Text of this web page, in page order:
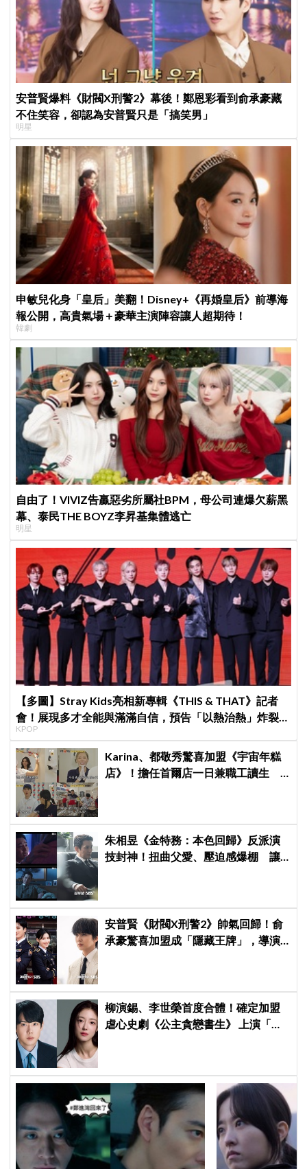
安普賢爆料《財閥X刑警2》幕後！鄭恩彩看到俞承豪藏
不住笑容，卻認為安普賢只是「搞笑男」
明星
申敏兒化身「皇后」美翻！Disney+《再婚皇后》前導海
報公開，高貴氣場＋豪華主演陣容讓人超期待！
韓劇
自由了！VIVIZ告贏惡劣所屬社BPM，母公司連爆欠薪黑
幕、泰民THE BOYZ李昇基集體逃亡
明星
【多圖】Stray Kids亮相新專輯《THIS & THAT》記者
會！展現多才全能與滿滿自信，預告「以熱治熱」炸裂夏
日音樂圈
KPOP
Karina、都敬秀驚喜加盟《宇宙年糕
店》！擔任首爾店一日兼職工讀生
朱相昱《金特務：本色回歸》反派演
技封神！扭曲父愛、壓迫感爆棚 讓
安普賢《財閥X刑警2》帥氣回歸！俞
承豪驚喜加盟成「隱藏王牌」，導演
柳演錫、李世榮首度合體！確定加盟
虐心史劇《公主貪戀書生》 上演「朝